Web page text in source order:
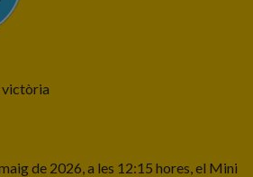
victòria
de 2026, a les 12:15 hores, el Mini